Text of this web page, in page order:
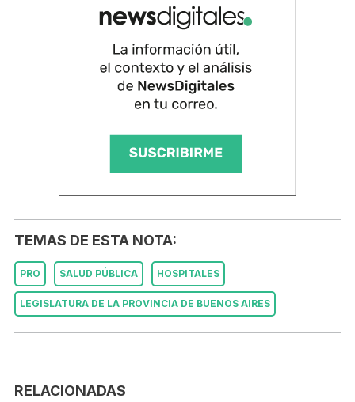
TEMAS DE ESTA NOTA:
PRO SALUD PÚBLICA HOSPITALES
LEGISLATURA DE LA PROVINCIA DE BUENOS AIRES
RELACIONADAS